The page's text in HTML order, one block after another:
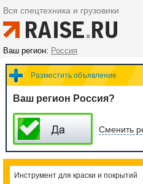
Вся спецтехника и грузовики
Ваш регион: Россия
Разместить объявление
Ваш регион Россия?
Сменить